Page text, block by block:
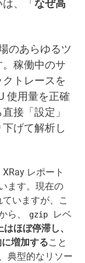
、「 なぜ高
のあらゆるツ
稼働中のサ
トレースを
使用量を正確
接「設定」
げて解析し
XRay レポート
ます。現在の
いますが、こ
ら、
gzip
レベ
ほぼ停滞し、
増加すること
典型的なリソー